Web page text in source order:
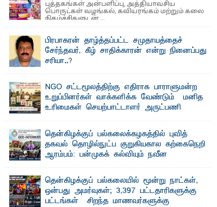
புத்தகங்கள் அன்பளிப்பு, அத்தியாவசிய
பொருட்கள் வழங்கல், கவியரங்கம் மற்றும் கலை
நிகழ்ச்சிகளுடன் ...
பிரபாகரன் தாழ்த்தப்பட்ட சமுதாயத்தைச்
சேர்ந்தவர், கீழ் சாதிக்காரன் என்று நினைப்பது
சரியா..?
NGO சட்டமூலத்திற்கு எதிராக பாராளுமன்ற
உறுப்பினர்கள் வாக்களிக்க வேண்டும் – மனித
உரிமைகள் செயற்பாட்டாளர் அருட்பணி
ஜே. எப். காமிலா பேகம்- இ லங்கை அரசாங்கம் அரசுசாரா
அமைப்புகள் (NGO) தொடர்பான புதிய சட்டமூலத்தை ...
தென்கிழக்குப் பல்கலைக்கழகத்தில் புவித்
தகவல் தொழில்நுட்ப குறுகியகால கற்கைநெறி
ஆரம்பம்: பன்முகக் கல்வியும் நவீன
பேராசிரியர் எம். எம். பாஸில்
தெ ன்கிழக்குப் பல்கலைக்கழகத்தின் கலை மற்றும் கலாசார
பீடத்தின் புவியியல் துறையினால் ...
தென்கிழக்குப் பல்கலையில் மூன்று நாட்கள்,
ஒன்பது அமர்வுகள்; 3,397 பட்டதாரிகளுக்கு
பட்டங்கள் – சிறந்த மாணவர்களுக்கு